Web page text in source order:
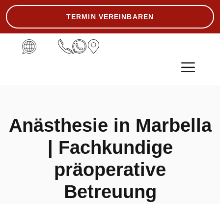
TERMIN VEREINBAREN
Anästhesie in Marbella
| Fachkundige
präoperative
Betreuung